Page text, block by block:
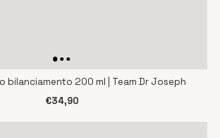
bilanciamento 200 ml | Team Dr Joseph
€34,90